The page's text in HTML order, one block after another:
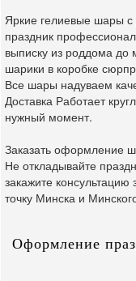
Яркие гелиевые шары
праздник
выписку из роддома до
шарики в коробке
Все шары надуваем
Доставка Работает
нужный момент.
Заказать оформление
Не откладывайте
закажите
точку Минска и
Оформление